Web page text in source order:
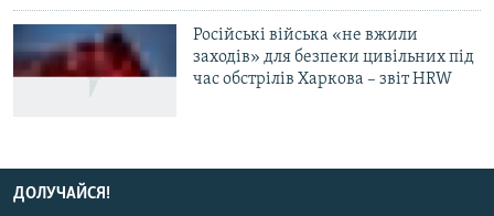
Російські війська «не вжили
заходів» для безпеки цивільних під
час обстрілів Харкова – звіт HRW
ДОЛУЧАЙСЯ!